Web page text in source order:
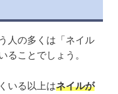
人の多くは「ネイル
ることでしょう。
いる以上はネイルが